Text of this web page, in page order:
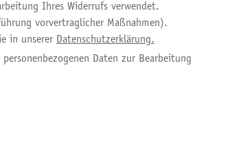
Ihres Widerrufs verwendet.
vorvertraglicher Maßnahmen).
in unserer Datenschutzerklärung.
Daten zur Bearbeitung